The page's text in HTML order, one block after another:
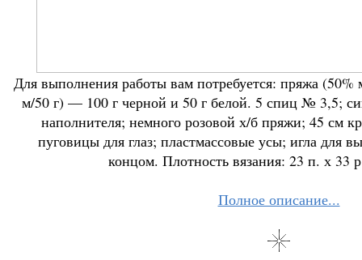
Для выполнения работы вам потребуется: пряжа (50%
м/50 г) — 100 г черной и 50 г белой. 5 спиц № 3,5;
наполнителя; немного розовой х/б пряжи; 45 см
пуговицы для глаз; пластмассовые усы; игла для
концом. Плотность вязания: 23 п. х 33
Полное описание...